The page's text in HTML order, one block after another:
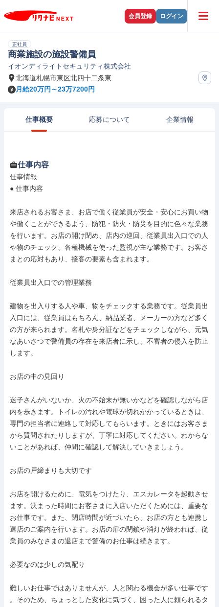
会員登録 ログイン
正社員
商業施設の施設警備員
イオンディライトセキュリティ株式会社
北海道札幌市東区北四十二条東
月給20万円～23万7200円
仕事概要 応募について 企業情報
仕事内容
仕事情報
● 仕事内容
来店されるお客さま、お店で働く従業員が安全・安心にお買い物
や働くことができるよう、防犯・防火・防災を目的に色々な業務
を行います。お店の開け閉め、店内の巡回、従業員出入口での人
や物のチェック、各種機械を使った監視が主な業務です。お客さ
まとの応対もあり、接客の要素も含まれます。
従業員出入口での管理業務
建物を出入りする人や車、物をチェックする業務です。従業員出
入口には、従業員はもちろん、納品業者、メーカーの方など多く
の方が来られます。名札や身分証などをチェックしながら、元気
なあいさつで警備員の存在を来店者に示し、不審者の侵入を防止
します。
お店の中の見回り
迷子さんがいないか、火の不始末が無いかなどを確認しながら店
内を歩きます。トイレの汚れや電球が切れかかっているときは、
専門の担当者に連絡して対応してもらいます。ときにはお客さま
から質問されたりしますが、丁寧に対応してください。わからな
いことがあれば、仲間に確認して解決していきましょう。
お店の戸締まりも大切です
お店を開けるために、電気をつけたり、エスカレータを起動させ
ます。決まった時間にお客さまに入店いただくためには、重要な
お仕事です。また、閉店時間が近づいたら、お店の方とも連携し
退店のご案内を行います。お店の扉の閉鎖や消灯が終われば、従
業員のみなさまの退店まで警備のお仕事は続きます。
必要なのは少しの気配り
難しいお仕事ではありませんが、人と関わる機会が多い仕事です
。そのため、ちょっとした変化に気づく、困った人に頼られるタ